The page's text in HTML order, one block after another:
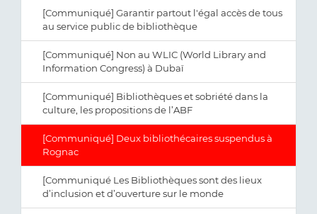
[Communiqué] Garantir partout l'égal accès de tous
au service public de bibliothèque
[Communiqué] Non au WLIC (World Library and
Information Congress) à Dubaï
[Communiqué] Bibliothèques et sobriété dans la
culture, les propositions de l’ABF
[Communiqué] Deux bibliothécaires suspendus à
Rognac
[Communiqué Les Bibliothèques sont des lieux
d’inclusion et d’ouverture sur le monde